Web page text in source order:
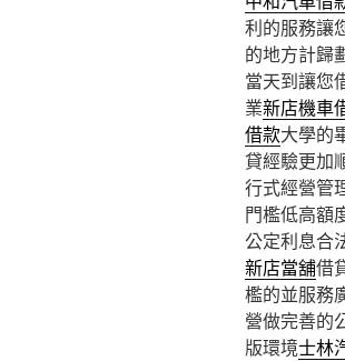
利的服務讓
的地方計歸
當天到讓您
業新店機車
借款大學的
貸經驗更加
行式經營管
門檻低高額
公定利息合
新店當舖借
檻的並服務
營做完善的
版環境士林